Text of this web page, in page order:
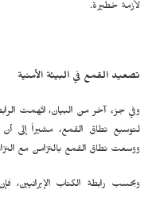
لأزمة خطيرة.
تصعيد القمع في البيئة الأمنية
وفي جزء آخر من البيان، اتُهمت
لتوسيع نطاق القمع، مشيراً إلى
ووسعت نطاق القمع بالتزامن مع
وبحسب رابطة الكتاب الإيرانيين،